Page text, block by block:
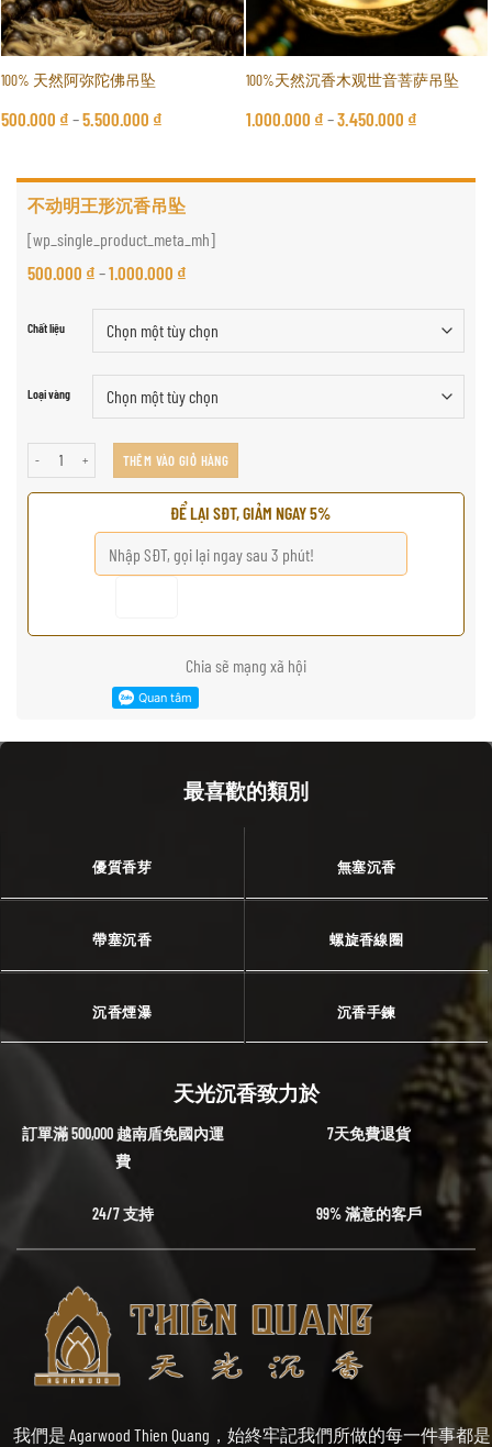
100% 天然阿弥陀佛吊坠
500.000 ₫ –5.500.000 ₫
100%天然沉香木观世音菩萨吊坠
1.000.000 ₫ –3.450.000 ₫
不动明王形沉香吊坠
[wp_single_product_meta_mh]
500.000 ₫ –1.000.000 ₫
Chất liệu
Loại vàng
不动明王形沉香吊坠 số lượngTHÊM VÀO GIỎ HÀNG
ĐỂ LẠI SĐT, GIẢM NGAY 5%
Chia sẽ mạng xã hội
最喜歡的類別
優質香芽 無塞沉香
帶塞沉香 螺旋香線圈
沉香煙瀑 沉香手鍊
天光沉香致力於
訂單滿 500,000 越南盾免國內運
費
7天免費退貨
24/7 支持 99% 滿意的客戶
我們是 Agarwood Thien Quang，始終牢記我們所做的每一件事都是